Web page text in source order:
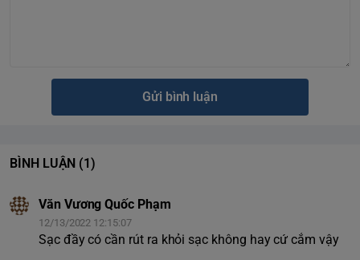
Gửi bình luận
BÌNH LUẬN (1)
Văn Vương Quốc Phạm
12/13/2022 12:15:07
Sạc đầy có cần rút ra khỏi sạc không hay cứ cắm vậy